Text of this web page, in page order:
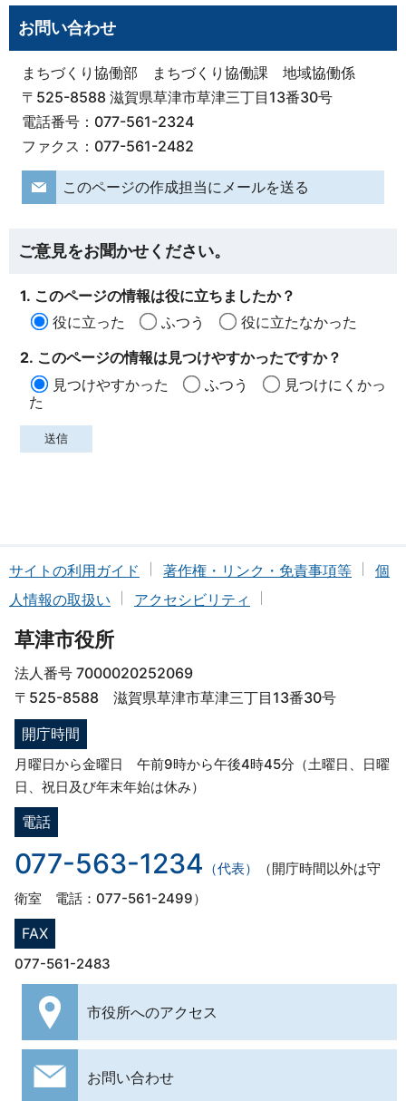
お問い合わせ
まちづくり協働部 まちづくり協働課 地域協働係
〒525-8588 滋賀県草津市草津三丁目13番30号
電話番号：077-561-2324
ファクス：077-561-2482
このページの作成担当にメールを送る
ご意見をお聞かせください。
1. このページの情報は役に立ちましたか？
役に立った
ふつう
役に立たなかった
2. このページの情報は見つけやすかったですか？
見つけやすかった
ふつう
見つけにくかっ
た
サイトの利用ガイド 著作権・リンク・免責事項等
個
人情報の取扱い
アクセシビリティ
草津市役所
法人番号 7000020252069
〒525-8588 滋賀県草津市草津三丁目13番30号
開庁時間
月曜日から金曜日 午前9時から午後4時45分（土曜日、日曜
日、祝日及び年末年始は休み）
電話
077-563-1234 （代表）
（開庁時間以外は守
衛室 電話：077-561-2499）
FAX
077-561-2483
市役所へのアクセス
お問い合わせ